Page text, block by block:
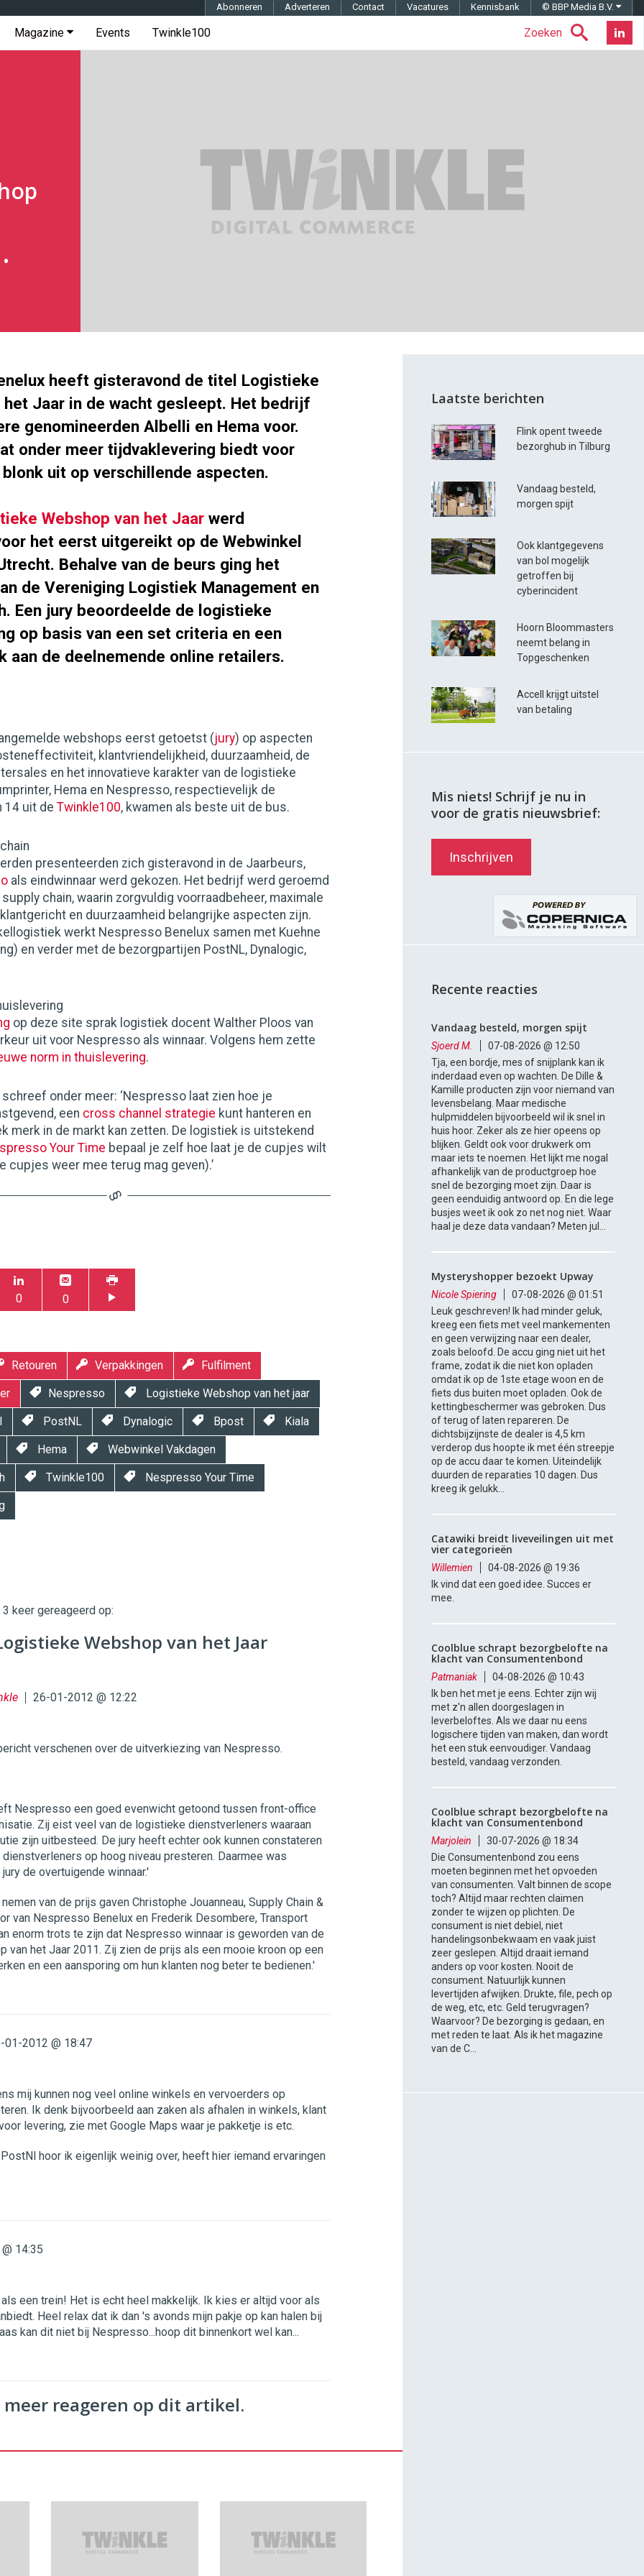
Zoeken
Magazine Events Twinkle100
Abonneren Adverteren Contact Vacatures Kennisbank © BBP Media B.V.
heeft gisteravond de titel Logistieke
het Jaar in de wacht gesleept. Het bedrijf
genomineerden Albelli en Hema voor.
onder meer tijdvaklevering biedt voor
uit op verschillende aspecten.
Webshop van het Jaar werd
het eerst uitgereikt op de Webwinkel
Behalve van de beurs ging het
de Vereniging Logistiek Management en
Een jury beoordeelde de logistieke
op basis van een set criteria en een
aan de deelnemende online retailers.
webshops eerst getoetst (jury) op aspecten
klantvriendelijkheid, duurzaamheid, de
en het innovatieve karakter van de logistieke
Hema en Nespresso, respectievelijk de
14 uit de Twinkle100, kwamen als beste uit de bus.
presenteerden zich gisteravond in de Jaarbeurs,
als eindwinnaar werd gekozen. Het bedrijf werd geroemd
chain, waarin zorgvuldig voorraadbeheer, maximale
en duurzaamheid belangrijke aspecten zijn.
werkt Nespresso Benelux samen met Kuehne
en verder met de bezorgpartijen PostNL, Dynalogic,
op deze site sprak logistiek docent Walther Ploos van
uit voor Nespresso als winnaar. Volgens hem zette
norm in thuislevering.
onder meer: ‘Nespresso laat zien hoe je
een cross channel strategie kunt hanteren en
merk in de markt kan zetten. De logistiek is uitstekend
Your Time bepaal je zelf hoe laat je de cupjes wilt
cupjes weer mee terug mag geven).’
0 0
Retouren Verpakkingen Fulfilment
Nespresso Logistieke Webshop van het jaar
PostNL Dynalogic Bpost Kiala
Hema Webwinkel Vakdagen
Twinkle100 Nespresso Your Time
keer gereageerd op:
Webshop van het Jaar
26-01-2012 @ 12:22
verschenen over de uitverkiezing van Nespresso.
Nespresso een goed evenwicht getoond tussen front-office
Zij eist veel van de logistieke dienstverleners waaraan
zijn uitbesteed. De jury heeft echter ook kunnen constateren
op hoog niveau presteren. Daarmee was
de overtuigende winnaar.'
van de prijs gaven Christophe Jouanneau, Supply Chain &
van Nespresso Benelux en Frederik Desombere, Transport
enorm trots te zijn dat Nespresso winnaar is geworden van de
van het Jaar 2011. Zij zien de prijs als een mooie kroon op een
en een aansporing om hun klanten nog beter te bedienen.'
01-2012 @ 18:47
mij kunnen nog veel online winkels en vervoerders op
Ik denk bijvoorbeeld aan zaken als afhalen in winkels, klant
levering, zie met Google Maps waar je pakketje is etc.
hoor ik eigenlijk weinig over, heeft hier iemand ervaringen
14:35
een trein! Het is echt heel makkelijk. Ik kies er altijd voor als
Heel relax dat ik dan 's avonds mijn pakje op kan halen bij
kan dit niet bij Nespresso...hoop dit binnenkort wel kan...
reageren op dit artikel.
Laatste berichten
Flink opent tweede
bezorghub in Tilburg
Vandaag besteld,
morgen spijt
Ook klantgegevens
van bol mogelijk
getroffen bij
cyberincident
Hoorn Bloommasters
neemt belang in
Topgeschenken
Accell krijgt uitstel
van betaling
Mis niets! Schrijf je nu in
voor de gratis nieuwsbrief:
Inschrijven
Recente reacties
Vandaag besteld, morgen spijt
Sjoerd M.
07-08-2026 @ 12:50
Tja, een bordje, mes of snijplank kan ik
inderdaad even op wachten. De Dille &
Kamille producten zijn voor niemand van
levensbelang. Maar medische
hulpmiddelen bijvoorbeeld wil ik snel in
huis hoor. Zeker als ze hier opeens op
blijken. Geldt ook voor drukwerk om
maar iets te noemen. Het lijkt me nogal
afhankelijk van de productgroep hoe
snel de bezorging moet zijn. Daar is
geen eenduidig antwoord op. En die lege
busjes weet ik ook zo net nog niet. Waar
haal je deze data vandaan? Meten jul...
Mysteryshopper bezoekt Upway
Nicole Spiering
07-08-2026 @ 01:51
Leuk geschreven! Ik had minder geluk,
kreeg een fiets met veel mankementen
en geen verwijzing naar een dealer,
zoals beloofd. De accu ging niet uit het
frame, zodat ik die niet kon opladen
omdat ik op de 1ste etage woon en de
fiets dus buiten moet opladen. Ook de
kettingbeschermer was gebroken. Dus
of terug of laten repareren. De
dichtsbijzijnste de dealer is 4,5 km
verderop dus hoopte ik met één streepje
op de accu daar te komen. Uiteindelijk
duurden de reparaties 10 dagen. Dus
kreeg ik gelukk...
Catawiki breidt liveveilingen uit met
vier categorieën
Willemien
04-08-2026 @ 19:36
Ik vind dat een goed idee. Succes er
mee.
Coolblue schrapt bezorgbelofte na
klacht van Consumentenbond
Patmaniak
04-08-2026 @ 10:43
Ik ben het met je eens. Echter zijn wij
met z'n allen doorgeslagen in
leverbeloftes. Als we daar nu eens
logischere tijden van maken, dan wordt
het een stuk eenvoudiger. Vandaag
besteld, vandaag verzonden.
Coolblue schrapt bezorgbelofte na
klacht van Consumentenbond
Marjolein
30-07-2026 @ 18:34
Die Consumentenbond zou eens
moeten beginnen met het opvoeden
van consumenten. Valt binnen de scope
toch? Altijd maar rechten claimen
zonder te wijzen op plichten. De
consument is niet debiel, niet
handelingsonbekwaam en vaak juist
zeer geslepen. Altijd draait iemand
anders op voor kosten. Nooit de
consument. Natuurlijk kunnen
levertijden afwijken. Drukte, file, pech op
de weg, etc, etc. Geld terugvragen?
Waarvoor? De bezorging is gedaan, en
met reden te laat. Als ik het magazine
van de C...